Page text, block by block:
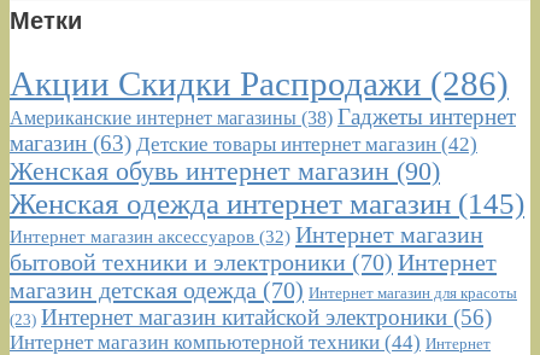
Метки
Акции Скидки Распродажи (286)
Американские интернет магазины (38) Гаджеты интернет
магазин (63) Детские товары интернет магазин (42)
Женская обувь интернет магазин (90)
Женская одежда интернет магазин (145)
Интернет магазин аксессуаров (32) Интернет магазин
бытовой техники и электроники (70) Интернет
магазин детская одежда (70) Интернет магазин для красоты
(23) Интернет магазин китайской электроники (56)
Интернет магазин компьютерной техники (44) Интернет